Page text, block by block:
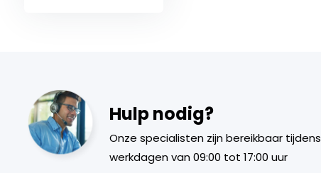
Hulp nodig?
Onze specialisten zijn bereikbaar tijdens
werkdagen van 09:00 tot 17:00 uur